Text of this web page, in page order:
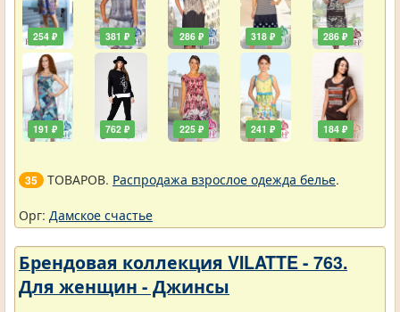
254 ₽
191 ₽
381 ₽
762 ₽
286 ₽
225 ₽
318 ₽
241 ₽
286 ₽
184 ₽
35 ТОВАРОВ. Распродажа взрослое одежда белье.
Орг: Дамское счастье
Брендовая коллекция VILATTE - 763.
Для женщин - Джинсы